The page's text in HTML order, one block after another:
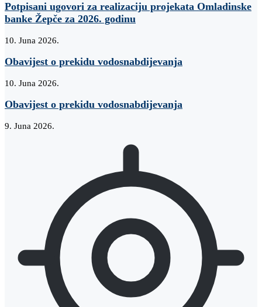
Potpisani ugovori za realizaciju projekata Omladinske
banke Žepče za 2026. godinu
10. Juna 2026.
Obavijest o prekidu vodosnabdijevanja
10. Juna 2026.
Obavijest o prekidu vodosnabdijevanja
9. Juna 2026.